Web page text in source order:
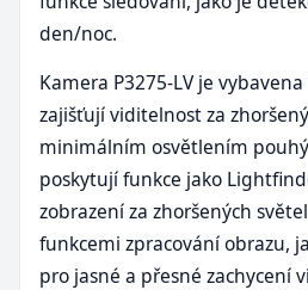
den/noc.
Kamera P3275-LV je
zajišťují viditelnost za
minimálním osvětlením
poskytují funkce jako
zobrazení za zhoršených
funkcemi zpracování obrazu,
pro jasné a přesné zachycení